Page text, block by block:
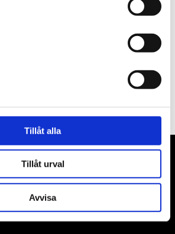
Tillåt alla
Tillåt urval
Avvisa
7, 702 27 Örebro